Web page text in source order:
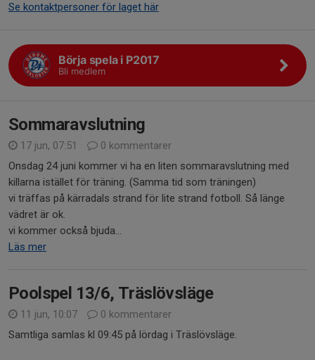
Se kontaktpersoner för laget här
Börja spela i P2017
Bli medlem
Sommaravslutning
17 jun, 07:51
0 kommentarer
Onsdag 24 juni kommer vi ha en liten sommaravslutning med
killarna istället för träning. (Samma tid som träningen)
vi träffas på kärradals strand för lite strand fotboll. Så länge
vädret är ok.
vi kommer också bjuda...
Läs mer
Poolspel 13/6, Träslövsläge
11 jun, 10:07
0 kommentarer
Samtliga samlas kl 09:45 på lördag i Träslövsläge.